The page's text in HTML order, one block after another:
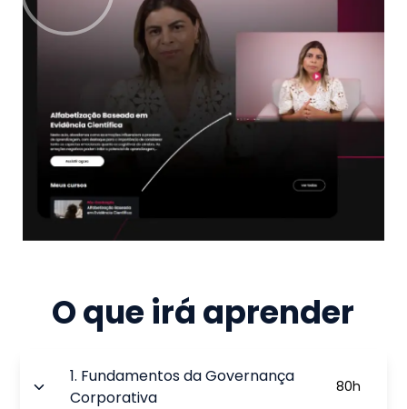
O que irá aprender
1. Fundamentos da Governança
Corporativa
80h